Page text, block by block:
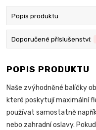
Popis produktu
Doporučené příslušenství:
POPIS PRODUKTU
Naše zvýhodněné balíčky
které poskytují maximální
používat samostatně
nebo zahradní oslavy.